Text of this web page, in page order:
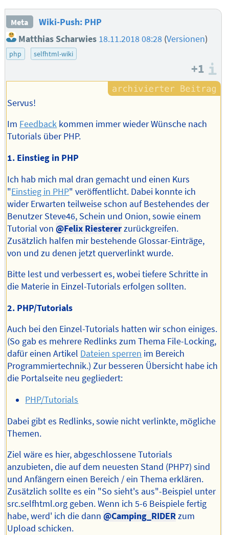
Meta
Wiki-Push: PHP
Matthias Scharwies 18.11.2018 08:28 (Versionen)
php selfhtml-wiki
+1
Servus!
Im Feedback kommen immer wieder Wünsche nach
Tutorials über PHP.
1. Einstieg in PHP
Ich hab mich mal dran gemacht und einen Kurs
"Einstieg in PHP" veröffentlicht. Dabei konnte ich
wider Erwarten teilweise schon auf Bestehendes der
Benutzer Steve46, Schein und Onion, sowie einem
Tutorial von@Felix Riestererzurückgreifen.
Zusätzlich halfen mir bestehende Glossar-Einträge,
von und zu denen jetzt querverlinkt wurde.
Bitte lest und verbessert es, wobei tiefere Schritte in
die Materie in Einzel-Tutorials erfolgen sollten.
2. PHP/Tutorials
Auch bei den Einzel-Tutorials hatten wir schon einiges.
(So gab es mehrere Redlinks zum Thema File-Locking,
dafür einen Artikel Dateien sperren im Bereich
Programmiertechnik.) Zur besseren Übersicht habe ich
die Portalseite neu gegliedert:
PHP/Tutorials
Dabei gibt es Redlinks, sowie nicht verlinkte, mögliche
Themen.
Ziel wäre es hier, abgeschlossene Tutorials
anzubieten, die auf dem neuesten Stand (PHP7) sind
und Anfängern einen Bereich / ein Thema erklären.
Zusätzlich sollte es ein "So sieht's aus"-Beispiel unter
src.selfhtml.org geben. Wenn ich 5-6 Beispiele fertig
habe, werd' ich die dann@Camping_RIDERzum
Upload schicken.